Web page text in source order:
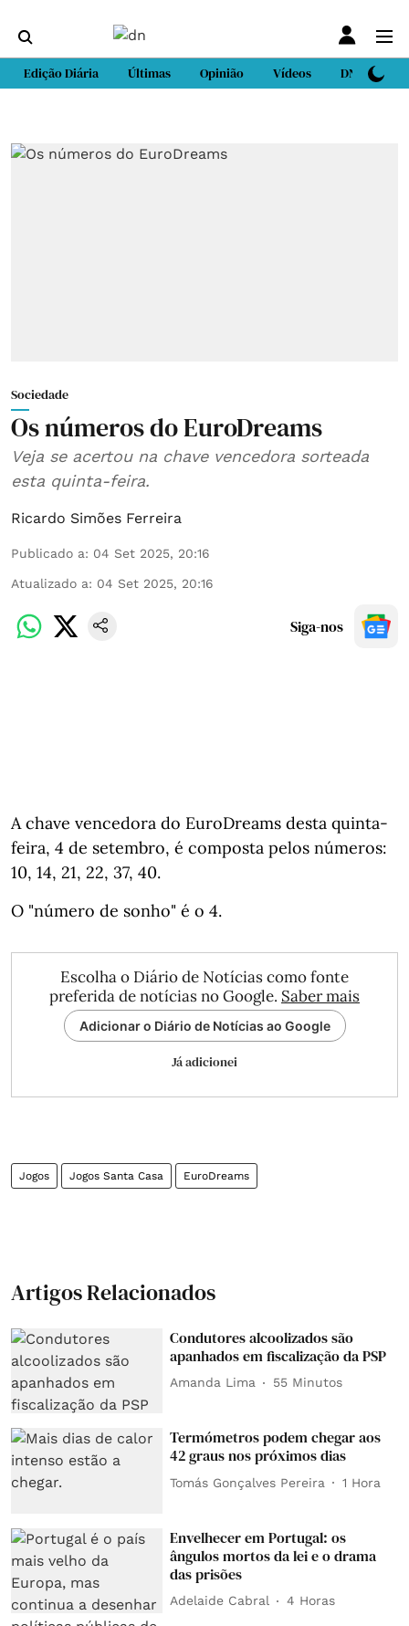
Edição Diária Últimas Opinião Vídeos DN Sport
Sociedade
Os números do EuroDreams
Veja se acertou na chave vencedora sorteada
esta quinta-feira.
Ricardo Simões Ferreira
Publicado a: 04 Set 2025, 20:16
Atualizado a: 04 Set 2025, 20:16
Siga-nos
A chave vencedora do EuroDreams desta quinta-
feira, 4 de setembro, é composta pelos números:
10, 14, 21, 22, 37, 40.
O "número de sonho" é o 4.
Escolha o Diário de Notícias como fonte
preferida de notícias no Google. Saber mais
Adicionar o Diário de Notícias ao Google
Já adicionei
Jogos Jogos Santa Casa EuroDreams
Artigos Relacionados
Condutores alcoolizados são
apanhados em fiscalização da PSP
Amanda Lima 55 Minutos
Termómetros podem chegar aos
42 graus nos próximos dias
Tomás Gonçalves Pereira 1 Hora
Envelhecer em Portugal: os
ângulos mortos da lei e o drama
das prisões
Adelaide Cabral 4 Horas